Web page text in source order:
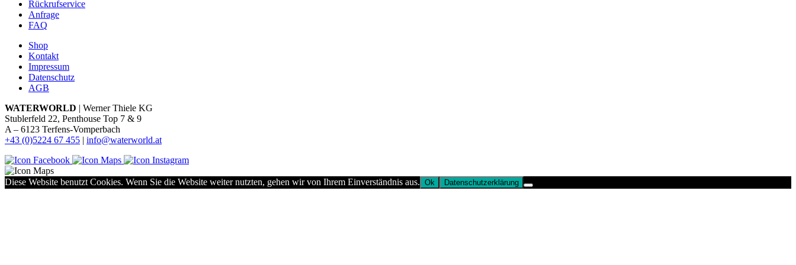
Rückrufservice
Anfrage
FAQ
Shop
Kontakt
Impressum
Datenschutz
AGB
WATERWORLD | Werner Thiele KG
Stublerfeld 22, Penthouse Top 7 & 9
A – 6123 Terfens-Vomperbach
+43 (0)5224 67 455 | info@waterworld.at
Diese Website benutzt Cookies. Wenn Sie die Website weiter nutzten, gehen wir von Ihrem Einverständnis aus. Ok Datenschutzerklärung